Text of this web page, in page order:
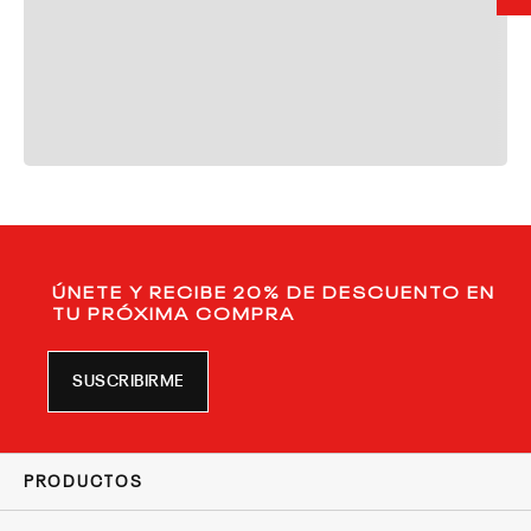
ÚNETE Y RECIBE 20% DE DESCUENTO EN
TU PRÓXIMA COMPRA
SUSCRIBIRME
PRODUCTOS